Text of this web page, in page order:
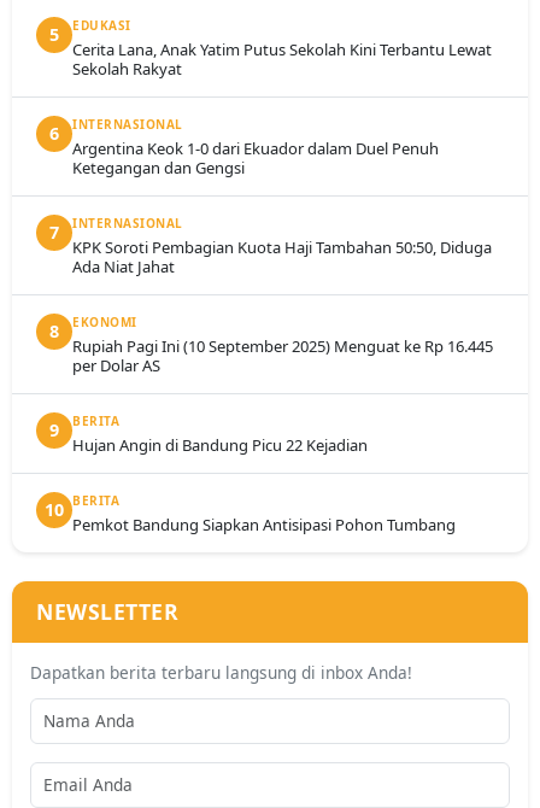
5 EDUKASI
Cerita Lana, Anak Yatim Putus Sekolah Kini Terbantu Lewat
Sekolah Rakyat
6 INTERNASIONAL
Argentina Keok 1-0 dari Ekuador dalam Duel Penuh
Ketegangan dan Gengsi
7 INTERNASIONAL
KPK Soroti Pembagian Kuota Haji Tambahan 50:50, Diduga
Ada Niat Jahat
8 EKONOMI
Rupiah Pagi Ini (10 September 2025) Menguat ke Rp 16.445
per Dolar AS
9 BERITA
Hujan Angin di Bandung Picu 22 Kejadian
10 BERITA
Pemkot Bandung Siapkan Antisipasi Pohon Tumbang
NEWSLETTER
Dapatkan berita terbaru langsung di inbox Anda!